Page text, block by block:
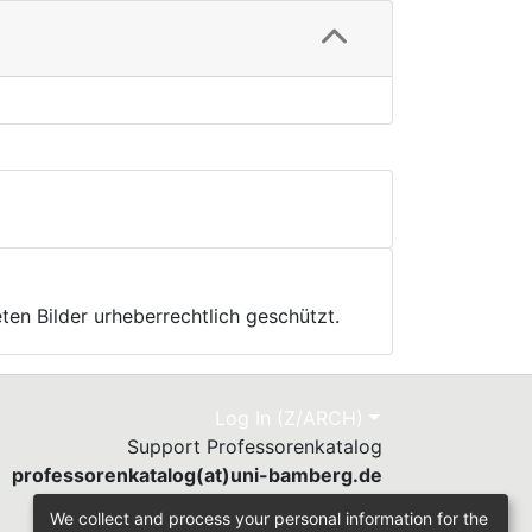
Bilder urheberrechtlich geschützt.
Log In (Z/ARCH)
Support Professorenkatalog
professorenkatalog(at)uni-bamberg.de
We collect and process your personal information for the